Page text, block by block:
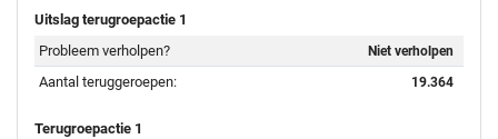
Uitslag terugroepactie 1
Probleem verholpen?
Niet verholpen
Aantal teruggeroepen: 19.364
Terugroepactie 1